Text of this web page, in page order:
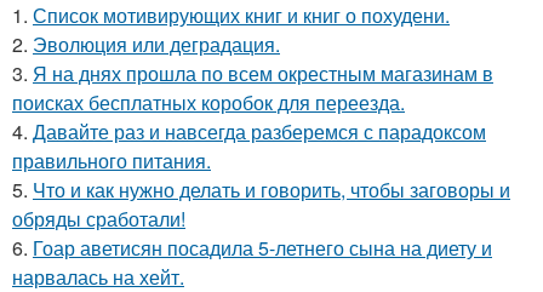
1. Список мотивирующих книг и книг о похудени.
2. Эволюция или деградация.
3. Я на днях прошла по всем окрестным магазинам в
поисках бесплатных коробок для переезда.
4. Давайте раз и навсегда разберемся с парадоксом
правильного питания.
5. Что и как нужно делать и говорить, чтобы заговоры и
обряды сработали!
6. Гоар аветисян посадила 5-летнего сына на диету и
нарвалась на хейт.